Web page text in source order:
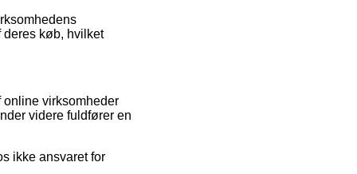
køb, hvilket
online virksomheder
videre fuldfører en
ikke ansvaret for